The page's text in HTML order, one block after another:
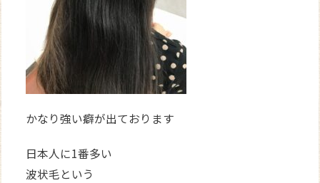
かなり強い癖が出ております
日本人に1番多い
波状毛という